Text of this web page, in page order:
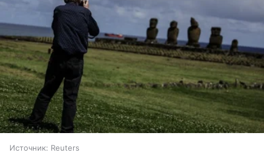
Источник: Reuters